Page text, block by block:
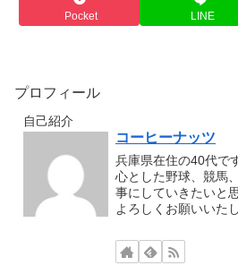
Pocket LINE
プロフィール
自己紹介
コーヒーナッツ
兵庫県在住の40代で
心とした野球、競馬
事にしていきたいと
よろしくお願いいた